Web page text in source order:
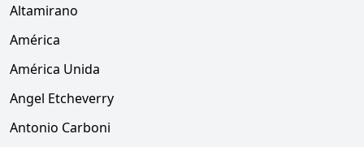
Altamirano
América
América Unida
Angel Etcheverry
Antonio Carboni